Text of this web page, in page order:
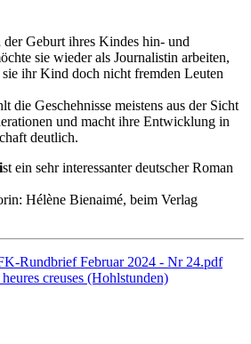
Geburt ihres Kindes hin- und
sie wieder als Journalistin arbeiten,
sie ihr Kind doch nicht fremden Leuten
die Geschehnisse meistens aus der Sicht
und macht ihre Entwicklung in
deutlich.
st ein sehr interessanter deutscher Roman
Hélène Bienaimé, beim Verlag
Rundbrief Februar 2024 - Nr 24.pdf
creuses (Hohlstunden)